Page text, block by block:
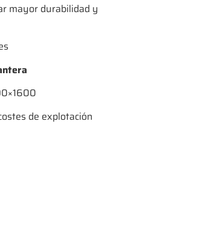
mayor durabilidad y
de explotación